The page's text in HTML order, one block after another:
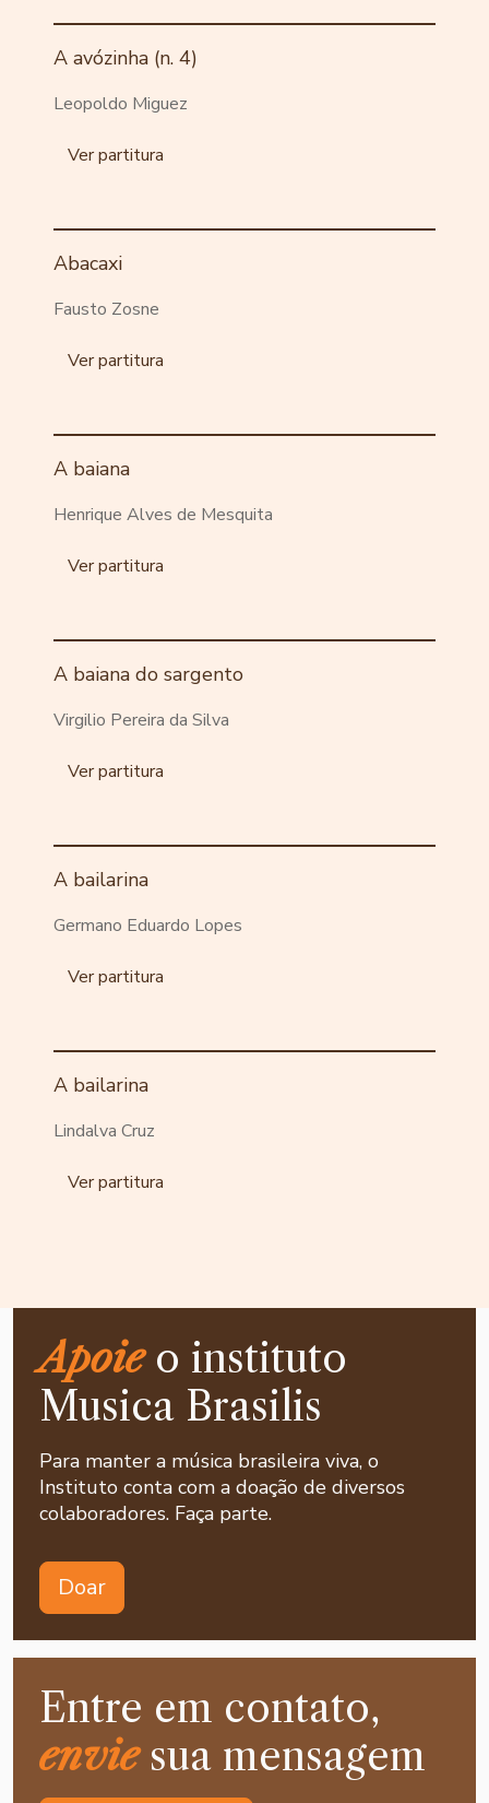
A avózinha (n. 4)
Leopoldo Miguez
Ver partitura
Abacaxi
Fausto Zosne
Ver partitura
A baiana
Henrique Alves de Mesquita
Ver partitura
A baiana do sargento
Virgilio Pereira da Silva
Ver partitura
A bailarina
Germano Eduardo Lopes
Ver partitura
A bailarina
Lindalva Cruz
Ver partitura
Apoieo instituto
Musica Brasilis
Para manter a música brasileira viva, o
Instituto conta com a doação de diversos
colaboradores. Faça parte.
Doar
Entre em contato,
enviesua mensagem